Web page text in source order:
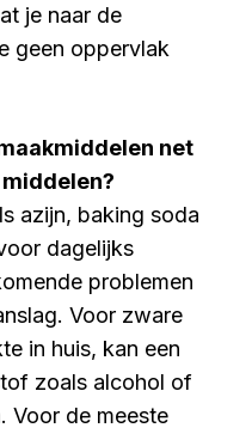
je naar de
geen oppervlak
net
azijn, baking soda
dagelijks
problemen
Voor zware
in huis, kan een
zoals alcohol of
Voor de meeste